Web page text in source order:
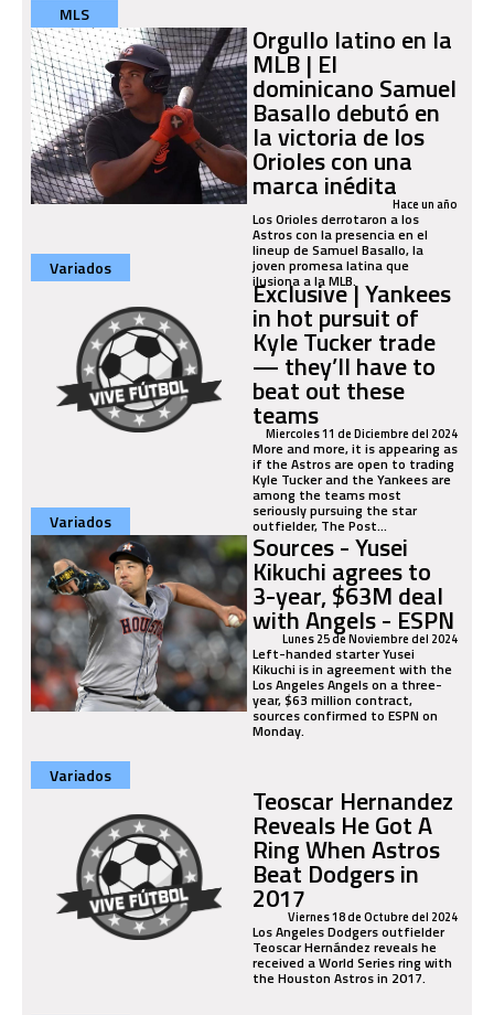
MLS
Orgullo latino en la
MLB | El
dominicano Samuel
Basallo debutó en
la victoria de los
Orioles con una
marca inéditaHace un año
Los Orioles derrotaron a los
Astros con la presencia en el
lineup de Samuel Basallo, la
joven promesa latina que
ilusiona a la MLB.
Variados
Exclusive | Yankees
in hot pursuit of
Kyle Tucker trade
— they’ll have to
beat out these
teams
Miercoles 11 de Diciembre del 2024
More and more, it is appearing as
if the Astros are open to trading
Kyle Tucker and the Yankees are
among the teams most
seriously pursuing the star
outfielder, The Post...
Variados
Sources - Yusei
Kikuchi agrees to
3-year, $63M deal
with Angels - ESPN
Lunes 25 de Noviembre del 2024
Left-handed starter Yusei
Kikuchi is in agreement with the
Los Angeles Angels on a three-
year, $63 million contract,
sources confirmed to ESPN on
Monday.
Variados
Teoscar Hernandez
Reveals He Got A
Ring When Astros
Beat Dodgers in
2017Viernes 18 de Octubre del 2024
Los Angeles Dodgers outfielder
Teoscar Hernández reveals he
received a World Series ring with
the Houston Astros in 2017.